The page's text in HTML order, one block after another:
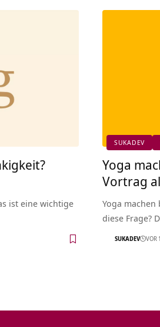
ist eine wichtige
SUKADEV
Yoga
Vortrag
Yoga
diese Frage?
SUKADEV VOR